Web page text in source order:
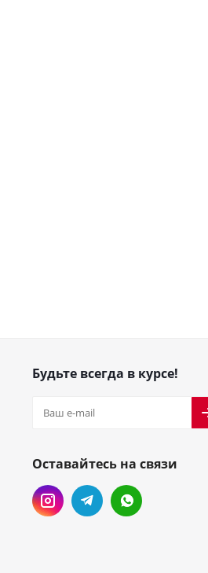
Будьте всегда в курсе!
Оставайтесь на связи